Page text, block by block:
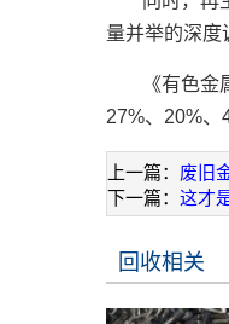
量并举的深度
《有色
27%、20%、
上一篇： 废旧
下一篇： 这才
回收相关